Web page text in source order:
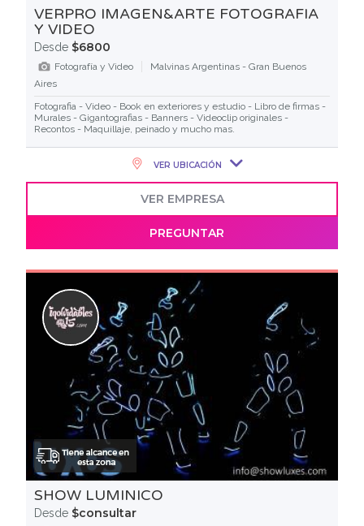
VERPRO IMAGEN&ARTE FOTOGRAFIA
Y VIDEO
Desde $6800
Fotografía y Video
Malvinas Argentinas - Gran Buenos
Aires
Fotografia - Video - Book en exteriores y estudio - Libro de firmas -
Murales - Gigantografias - Banners - Videoclip originales -
Recontos - Maquillaje, peinado y mucho mas.
VER UBICACIÓN
VER EMPRESA
PREGUNTAR
SHOW LUMINICO
Desde $consultar